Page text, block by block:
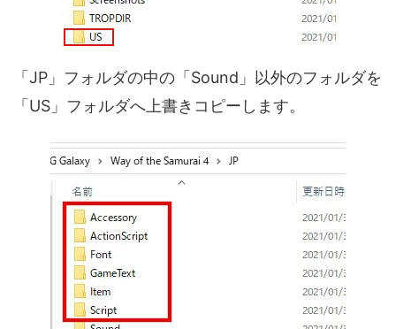
「JP」フォルダの中の「Sound」以外のフォルダを
「US」フォルダへ上書きコピーします。